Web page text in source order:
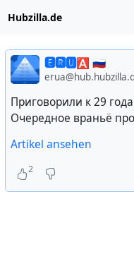
Hubzilla.de
🅴🆁🆄🅰 🇷🇺
Приговорили к 29
Очередное враньё
Artikel ansehen
2